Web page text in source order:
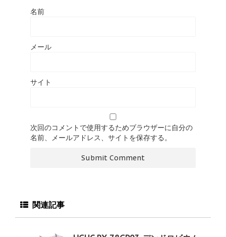
名前
メール
サイト
次回のコメントで使用するためブラウザーに自分の
名前、メールアドレス、サイトを保存する。
関連記事